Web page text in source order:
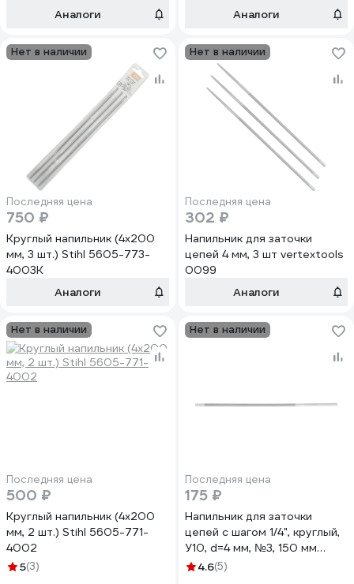
Аналоги
zatochki-tsepey-4mm
Аналоги
Нет в наличии
Последняя цена
750 ₽
Круглый напильник (4x200
мм, 3 шт.) Stihl 5605-773-
4003К
Аналоги
Нет в наличии
Последняя цена
302 ₽
Напильник для заточки
цепей 4 мм, 3 шт vertextools
0099
Аналоги
Нет в наличии
Последняя цена
500 ₽
Круглый напильник (4x200
мм, 2 шт.) Stihl 5605-771-
4002
5(3)
Нет в наличии
Последняя цена
175 ₽
Напильник для заточки
цепей с шагом 1/4", круглый,
У10, d=4 мм, №3, 150 мм
ТУНДРА 7384939
4.6(5)